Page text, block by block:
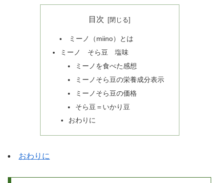
目次
ミーノ（miino）とは
ミーノ そら豆 塩味
ミーノを食べた感想
ミーノそら豆の栄養成分表示
ミーノそら豆の価格
そら豆＝いかり豆
おわりに
おわりに